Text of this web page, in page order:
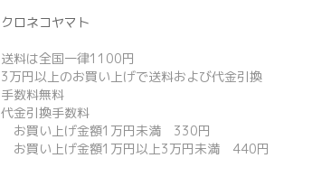
クロネコヤマト
送料は全国一律1100円
3万円以上のお買い上げで送料および代金引換
手数料無料
代金引換手数料
お買い上げ金額1万円未満 330円
お買い上げ金額1万円以上3万円未満 440円